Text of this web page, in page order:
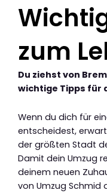
zum
Du ziehst von
wichtige Tipps für
Wenn du dich für
entscheidest,
der größten Stadt
Damit dein Umzug
deinem neuen
von Umzug Schmid